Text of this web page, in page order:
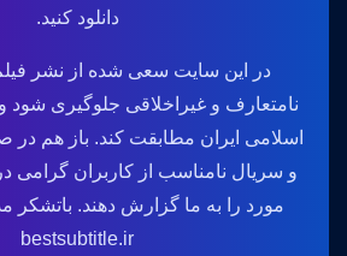
دانلود کنید.
در این سایت سعی شده از نشر
نامتعارف و غیراخلاقی جلوگیری شود
اسلامی ایران مطابقت کند. باز هم
و سریال نامناسب از کاربران
مورد را به ما گزارش دهند.
bestsubtitle.ir